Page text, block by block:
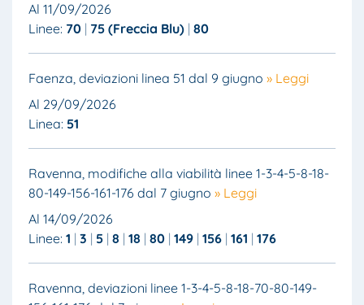
Al 11/09/2026
Linee: 70 75 (Freccia Blu) 80
Faenza, deviazioni linea 51 dal 9 giugno » Leggi
Al 29/09/2026
Linea: 51
Ravenna, modifiche alla viabilità linee 1-3-4-5-8-18-
80-149-156-161-176 dal 7 giugno » Leggi
Al 14/09/2026
Linee: 1 3 5 8 18 80 149 156 161 176
Ravenna, deviazioni linee 1-3-4-5-8-18-70-80-149-